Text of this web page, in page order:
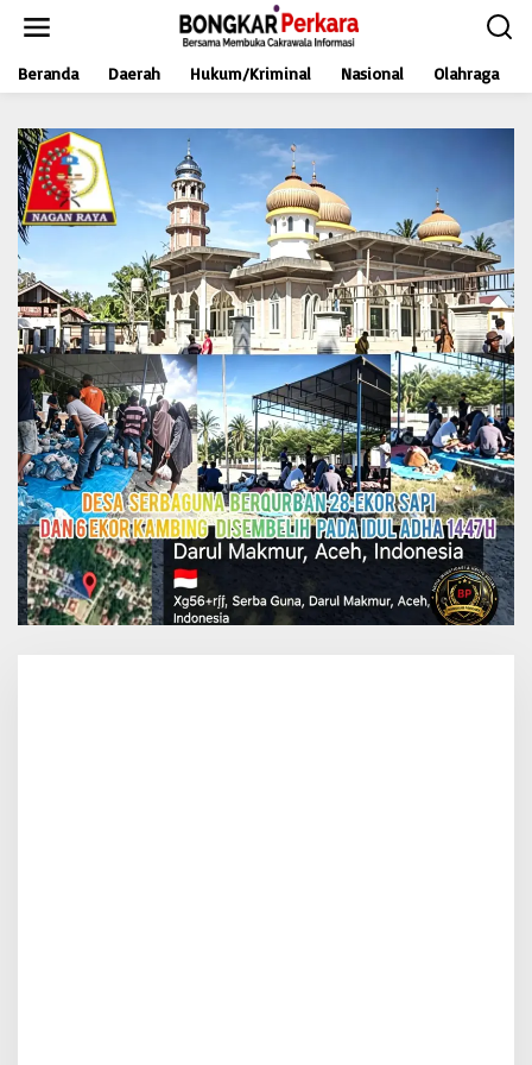
t
Beranda Daerah Hukum/Kriminal Nasional Olahraga